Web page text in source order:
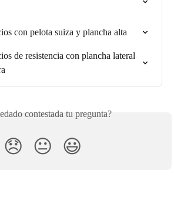
con pelota suiza y plancha alta
de resistencia con plancha lateral
contestada tu pregunta?
😞 😐 😃